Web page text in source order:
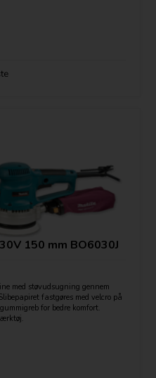
150 mm BO6030J
med støvudsugning gennem
fastgøres med velcro på
for bedre komfort.